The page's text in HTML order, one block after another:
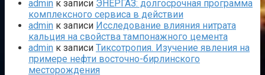
admin к записи ЭНЕРГАЗ: долгосрочная программа
комплексного сервиса в действии
admin к записи Исследование влияния нитрата
кальция на свойства тампонажного цемента
admin к записи Тиксотропия. Изучение явления на
примере нефти восточно-бирлинского
месторождения